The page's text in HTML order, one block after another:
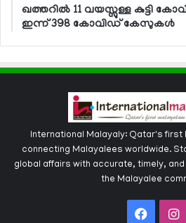
ഖത്തറില്‍ 11 വയസ്സുള്ള കുട്ടി
ഇന്ന് 398 കോവിഡ് കേസുകള്‍
International Malayaly: Qatar's first
connecting Malayalees worldwide.
global affairs with accurate, timely,
the Malayalee